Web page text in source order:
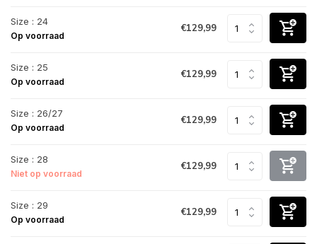
Size : 24
Op voorraad
€129,99
Size : 25
Op voorraad
€129,99
Size : 26/27
Op voorraad
€129,99
Size : 28
Niet op voorraad
€129,99
Size : 29
Op voorraad
€129,99